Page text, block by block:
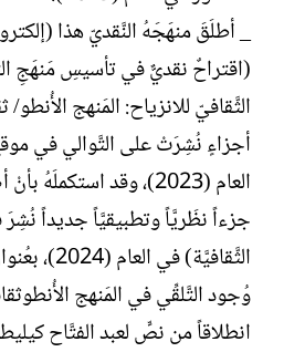
_ أطلَقَ منهَجَهُ النَّقديّ هذا
(اقتراحٌ نقديٌّ في تأسيسِ مَنهَجِ
الثَّقافيّ للانزياح: المَنهج
أجزاءٍ نُشِرَتْ على التَّوالي في
العام (2023)، وقد
جزءاً نظَريَّاً وتطبيقيَّاً جديداً
الثَّقافيَّة)
وُجود التَّلقِّي في المَنهج
انطلاقاً من نصٍّ لعبد الفتَّاح